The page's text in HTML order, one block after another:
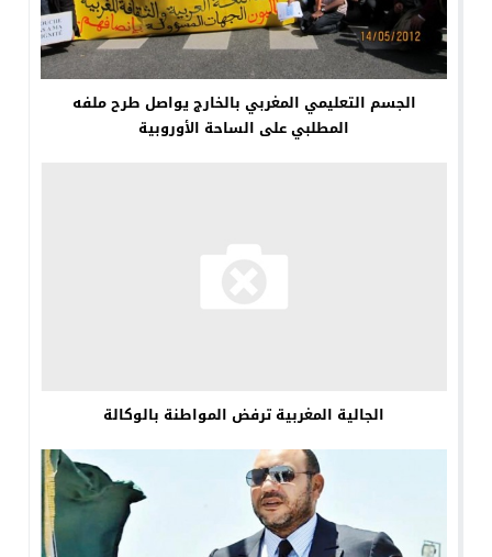
الجسم التعليمي المغربي بالخارج يواصل طرح ملفه
المطلبي على الساحة الأوروبية
الجالية المغربية ترفض المواطنة بالوكالة